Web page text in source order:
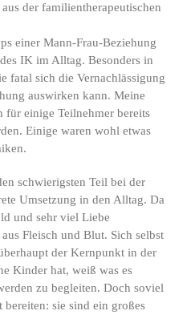
der familientherapeutischen
einer Mann-Frau-Beziehung
IK im Alltag. Besonders in
fatal sich die Vernachlässigung
auswirken kann. Meine
für einige Teilnehmer bereits
Einige waren wohl etwas
schwierigsten Teil bei der
Umsetzung in den Alltag. Da
und sehr viel Liebe
Fleisch und Blut. Sich selbst
der Kernpunkt in der
Kinder hat, weiß was es
zu begleiten. Doch soviel
sie sind ein großes